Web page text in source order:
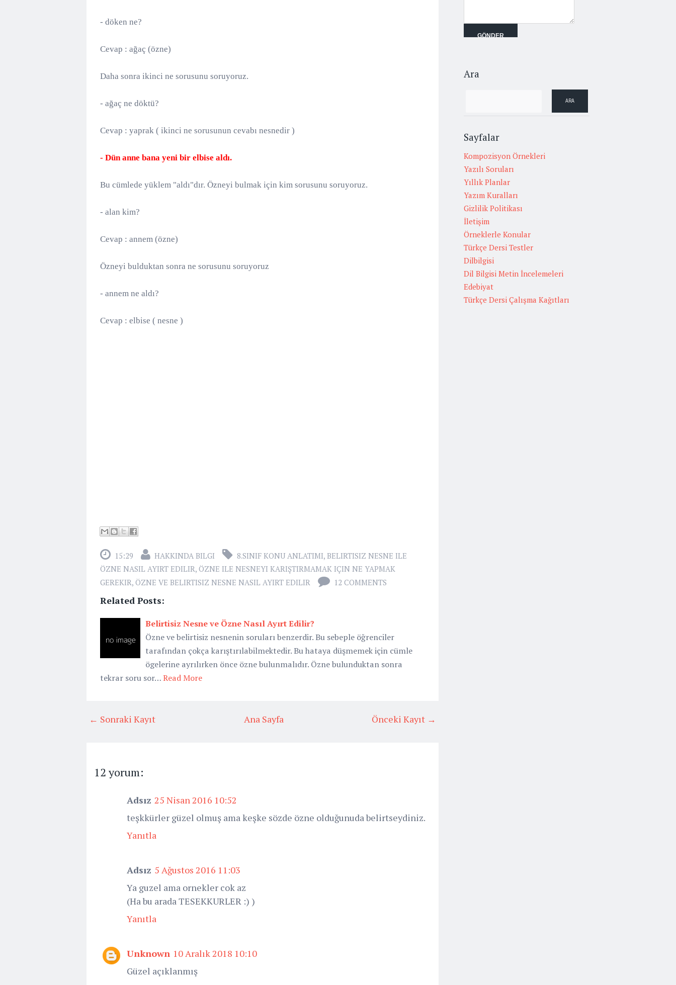
- döken ne?
Cevap : ağaç (özne)
Daha sonra ikinci ne sorusunu soruyoruz.
- ağaç ne döktü?
Cevap : yaprak ( ikinci ne sorusunun cevabı nesnedir )
- Dün anne bana yeni bir elbise aldı.
Bu cümlede yüklem "aldı"dır. Özneyi bulmak için kim sorusunu soruyoruz.
- alan kim?
Cevap : annem (özne)
Özneyi bulduktan sonra ne sorusunu soruyoruz
- annem ne aldı?
Cevap : elbise ( nesne )
15:29 HAKKINDA BILGI 8.SINIF KONU ANLATIMI, BELIRTISIZ NESNE ILE
ÖZNE NASIL AYIRT EDILIR, ÖZNE ILE NESNEYI KARIŞTIRMAMAK IÇIN NE YAPMAK
GEREKIR, ÖZNE VE BELIRTISIZ NESNE NASIL AYIRT EDILIR 12 COMMENTS
Related Posts:
Belirtisiz Nesne ve Özne Nasıl Ayırt Edilir?
Özne ve belirtisiz nesnenin soruları benzerdir. Bu sebeple öğrenciler
tarafından çokça karıştırılabilmektedir. Bu hataya düşmemek için cümle
ögelerine ayrılırken önce özne bulunmalıdır. Özne bulunduktan sonra
tekrar soru sor…Read More
← Sonraki Kayıt Önceki Kayıt →
Ana Sayfa
12 yorum:
Adsız 25 Nisan 2016 10:52
teşkkürler güzel olmuş ama keşke sözde özne olduğunuda belirtseydiniz.
Yanıtla
Adsız 5 Ağustos 2016 11:03
Ya guzel ama ornekler cok az
(Ha bu arada TESEKKURLER :) )
Yanıtla
Unknown 10 Aralık 2018 10:10
Güzel açıklanmış
Ara
Sayfalar
Kompozisyon Örnekleri
Yazılı Soruları
Yıllık Planlar
Yazım Kuralları
Gizlilik Politikası
İletişim
Örneklerle Konular
Türkçe Dersi Testler
Dilbilgisi
Dil Bilgisi Metin İncelemeleri
Edebiyat
Türkçe Dersi Çalışma Kağıtları